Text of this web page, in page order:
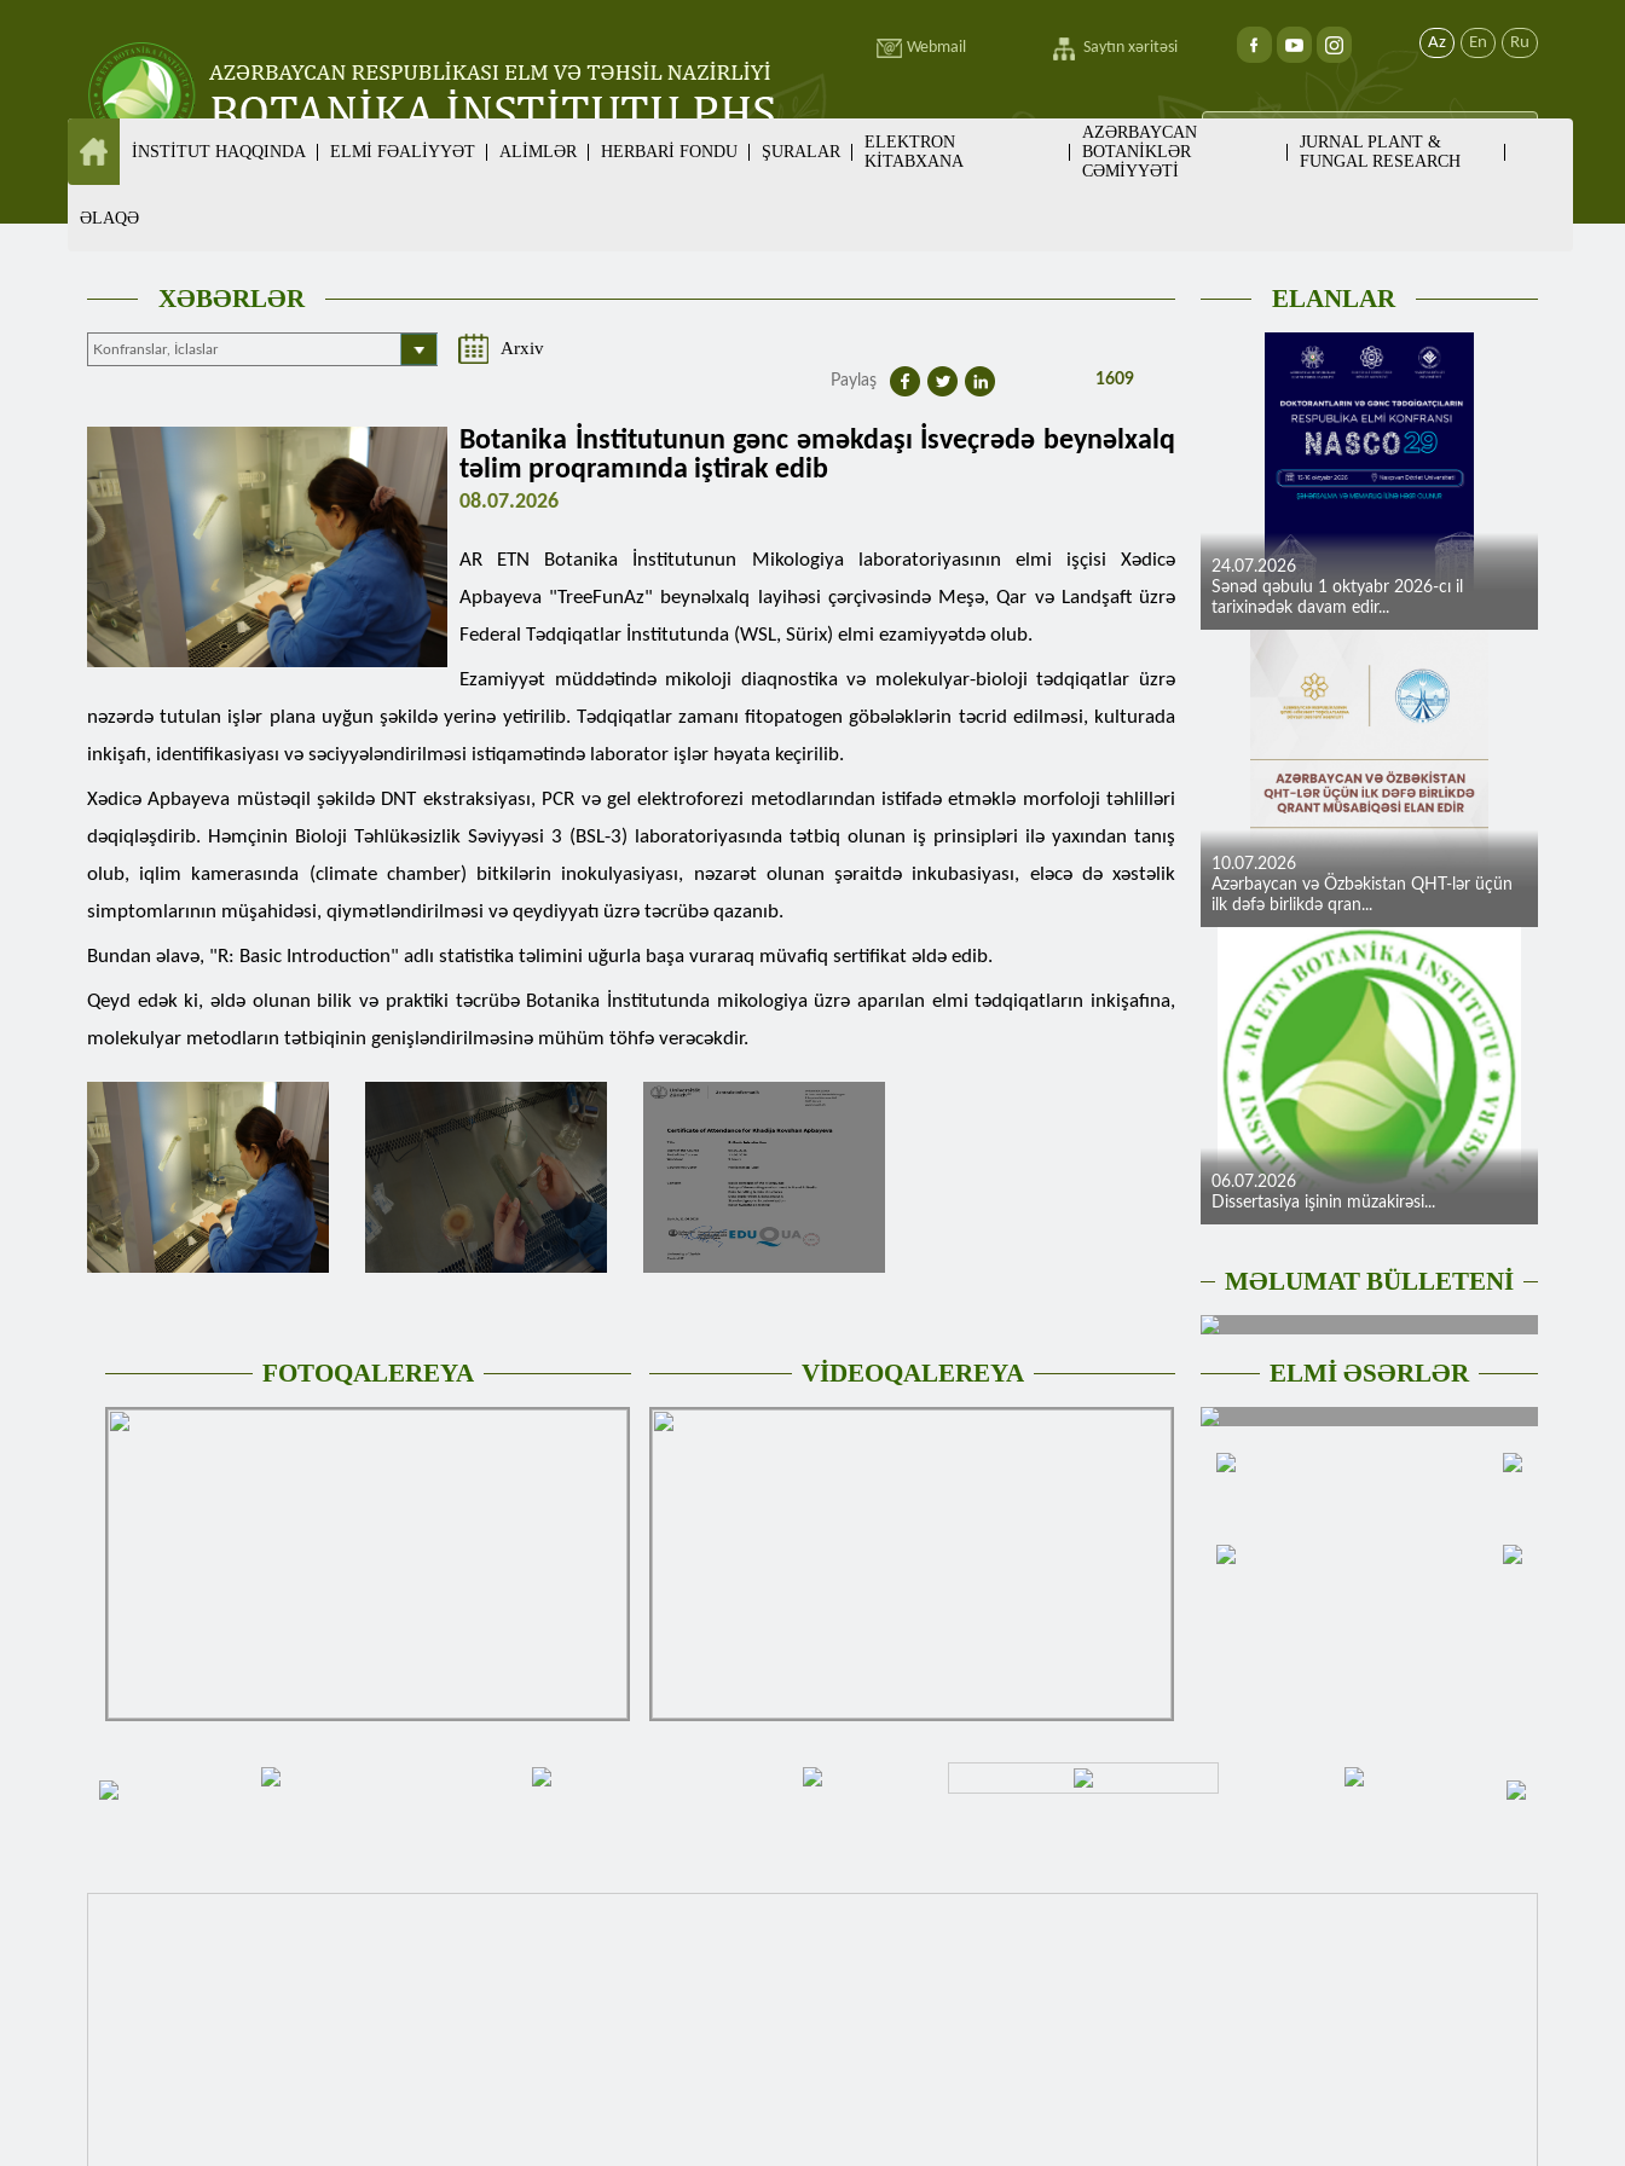
Webmail Saytın xəritəsi Az En Ru
İNSTİTUT HAQQINDA ELMİ FƏALİYYƏT ALİMLƏR HERBARİ FONDU ŞURALAR
ELEKTRON
KİTABXANA
AZƏRBAYCAN
BOTANİKLƏR
CƏMİYYƏTİ
JURNAL PLANT &
FUNGAL RESEARCH
ƏLAQƏ
XƏBƏRLƏR
Arxiv
Paylaş 1609
Botanika İnstitutunun gənc əməkdaşı İsveçrədə beynəlxalq
təlim proqramında iştirak edib
08.07.2026
AR ETN Botanika İnstitutunun Mikologiya laboratoriyasının elmi işçisi Xədicə
Apbayeva "TreeFunAz" beynəlxalq layihəsi çərçivəsində Meşə, Qar və Landşaft üzrə
Federal Tədqiqatlar İnstitutunda (WSL, Sürix) elmi ezamiyyətdə olub.
Ezamiyyət müddətində mikoloji diaqnostika və molekulyar-bioloji tədqiqatlar üzrə
nəzərdə tutulan işlər plana uyğun şəkildə yerinə yetirilib. Tədqiqatlar zamanı fitopatogen göbələklərin təcrid edilməsi, kulturada
inkişafı, identifikasiyası və səciyyələndirilməsi istiqamətində laborator işlər həyata keçirilib.
Xədicə Apbayeva müstəqil şəkildə DNT ekstraksiyası, PCR və gel elektroforezi metodlarından istifadə etməklə morfoloji təhlilləri
dəqiqləşdirib. Həmçinin Bioloji Təhlükəsizlik Səviyyəsi 3 (BSL-3) laboratoriyasında tətbiq olunan iş prinsipləri ilə yaxından tanış
olub, iqlim kamerasında (climate chamber) bitkilərin inokulyasiyası, nəzarət olunan şəraitdə inkubasiyası, eləcə də xəstəlik
simptomlarının müşahidəsi, qiymətləndirilməsi və qeydiyyatı üzrə təcrübə qazanıb.
Bundan əlavə, "R: Basic Introduction" adlı statistika təlimini uğurla başa vuraraq müvafiq sertifikat əldə edib.
Qeyd edək ki, əldə olunan bilik və praktiki təcrübə Botanika İnstitutunda mikologiya üzrə aparılan elmi tədqiqatların inkişafına,
molekulyar metodların tətbiqinin genişləndirilməsinə mühüm töhfə verəcəkdir.
ELANLAR
24.07.2026
Sənəd qəbulu 1 oktyabr 2026-cı il
tarixinədək davam edir...
10.07.2026
Azərbaycan və Özbəkistan QHT-lər üçün
ilk dəfə birlikdə qran...
06.07.2026
Dissertasiya işinin müzakirəsi...
MƏLUMAT BÜLLETENİ
FOTOQALEREYA VİDEOQALEREYA ELMİ ƏSƏRLƏR